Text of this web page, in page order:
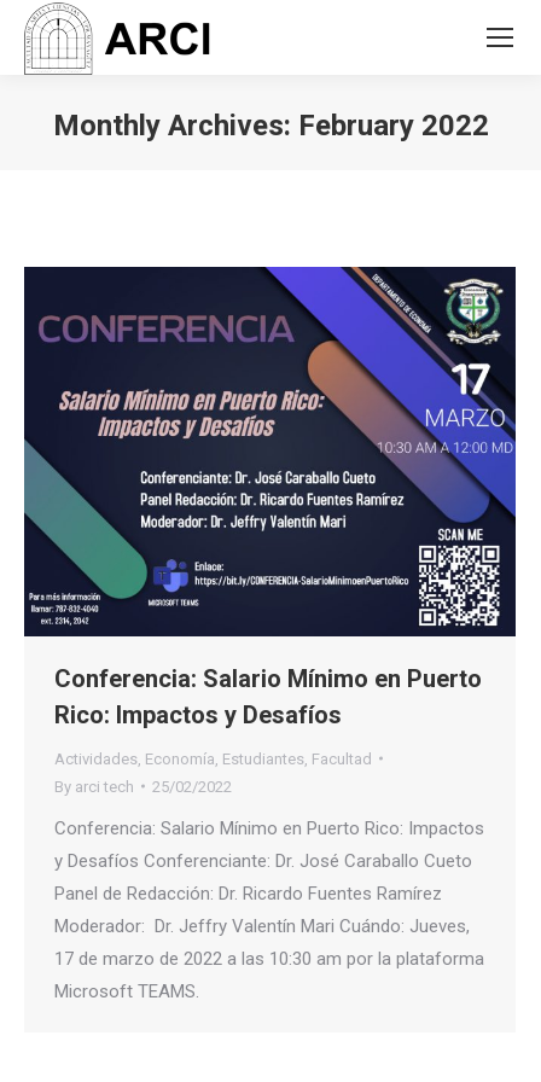
Monthly Archives: February 2022
Conferencia: Salario Mínimo en Puerto
Rico: Impactos y Desafíos
Actividades Economía Estudiantes Facultad
By arci tech 25/02/2022
Conferencia: Salario Mínimo en Puerto Rico: Impactos
y Desafíos Conferenciante: Dr. José Caraballo Cueto
Panel de Redacción: Dr. Ricardo Fuentes Ramírez
Moderador: Dr. Jeffry Valentín Mari Cuándo: Jueves,
17 de marzo de 2022 a las 10:30 am por la plataforma
Microsoft TEAMS.